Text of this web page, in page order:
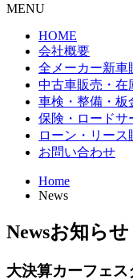
MENU
HOME
会社概要
全メーカー新車
中古車販売・在
車検・整備・板
保険・ロードサ
ローン・リース
お問い合わせ
Home
News
Newsお知らせ
大決算カーフェス